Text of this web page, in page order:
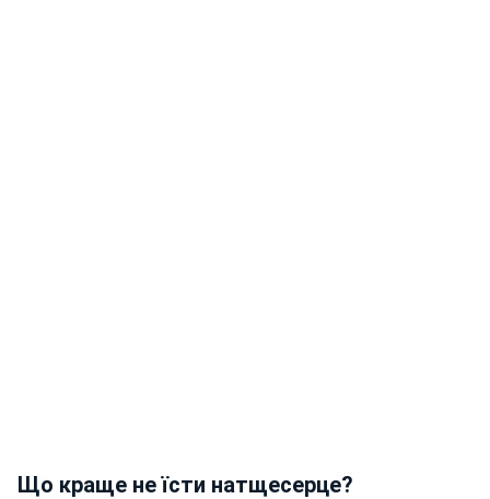
Що краще не їсти натщесерце?